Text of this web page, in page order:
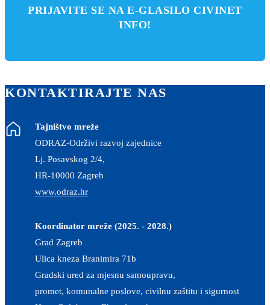
PRIJAVITE SE NA E-GLASILO CIVINET
INFO!
KONTAKTIRAJTE NAS
Tajništvo mreže
ODRAZ-Održivi razvoj zajednice
Lj. Posavskog 2/4,
HR-10000 Zagreb
www.odraz.hr
Koordinator mreže (2025. - 2028.)
Grad Zagreb
Ulica kneza Branimira 71b
Gradski ured za mjesnu samoupravu,
promet, komunalne poslove, civilnu zaštitu i sigurnost